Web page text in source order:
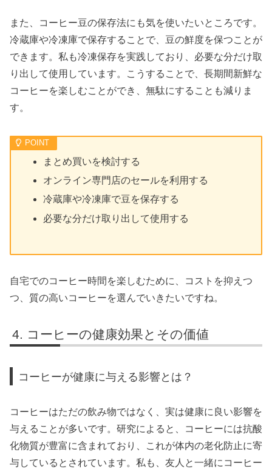
また、コーヒー豆の保存法にも気を使いたいところです。
冷蔵庫や冷凍庫で保存することで、豆の鮮度を保つことが
できます。私も冷凍保存を実践しており、必要な分だけ取
り出して使用しています。こうすることで、長期間新鮮な
コーヒーを楽しむことができ、無駄にすることも減りま
す。
まとめ買いを検討する
オンライン専門店のセールを利用する
冷蔵庫や冷凍庫で豆を保存する
必要な分だけ取り出して使用する
自宅でのコーヒー時間を楽しむために、コストを抑えつ
つ、質の高いコーヒーを選んでいきたいですね。
コーヒーの健康効果とその価値
コーヒーが健康に与える影響とは？
コーヒーはただの飲み物ではなく、実は健康に良い影響を
与えることが多いです。研究によると、コーヒーには抗酸
化物質が豊富に含まれており、これが体内の老化防止に寄
与しているとされています。私も、友人と一緒にコーヒー